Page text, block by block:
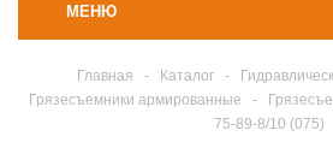
МЕНЮ
Главная - Каталог -
Грязесъемники армированные
-
75-89-8/10 (075)